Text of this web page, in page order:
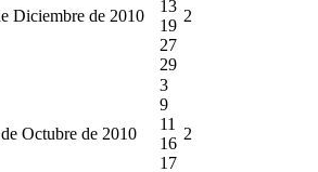
Diciembre de 2010
13
19
27
29
2
Octubre de 2010
3
9
11
16
17
2